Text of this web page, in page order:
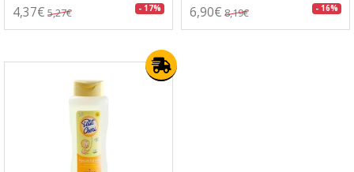
4,37€ 5,27€ - 17% 6,90€ 8,19€ - 16%